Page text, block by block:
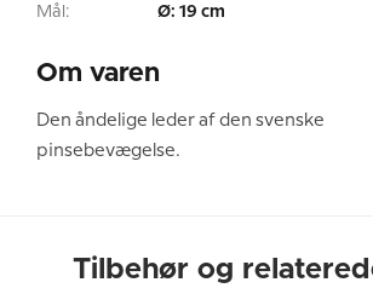
Mål: Ø: 19 cm
Om varen
Den åndelige leder af den svenske
pinsebevægelse.
Tilbehør og